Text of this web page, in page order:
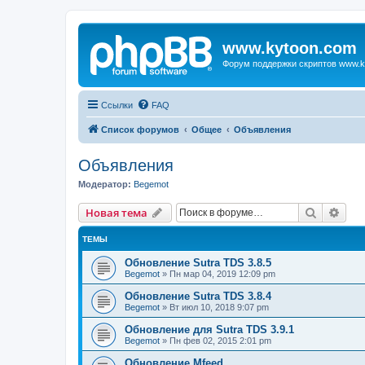
www.kytoon.com
Форум поддержки скриптов
Ссылки FAQ
Список форумов Общее Объявления
Объявления
Модератор: Begemot
Новая тема Поиск
ТЕМЫ
Обновление Sutra TDS 3.8.5
Begemot » Пн мар 04, 2019 12:09 pm
Обновление Sutra TDS 3.8.4
Begemot » Вт июл 10, 2018 9:07 pm
Обновление для Sutra TDS 3.9.1
Begemot » Пн фев 02, 2015 2:01 pm